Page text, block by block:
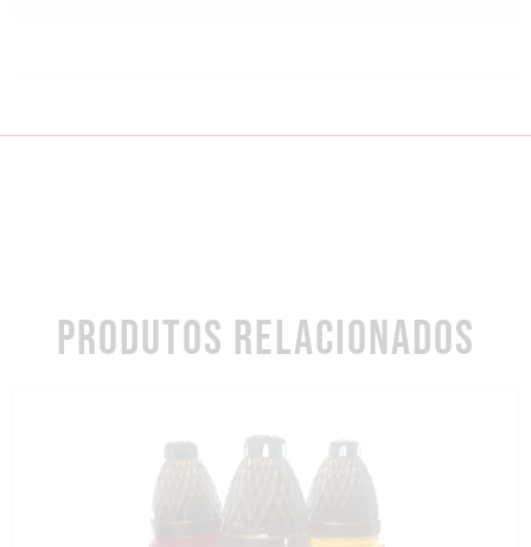
PRODUTOS RELACIONADOS